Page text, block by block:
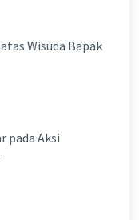
Wisuda Bapak
pada Aksi